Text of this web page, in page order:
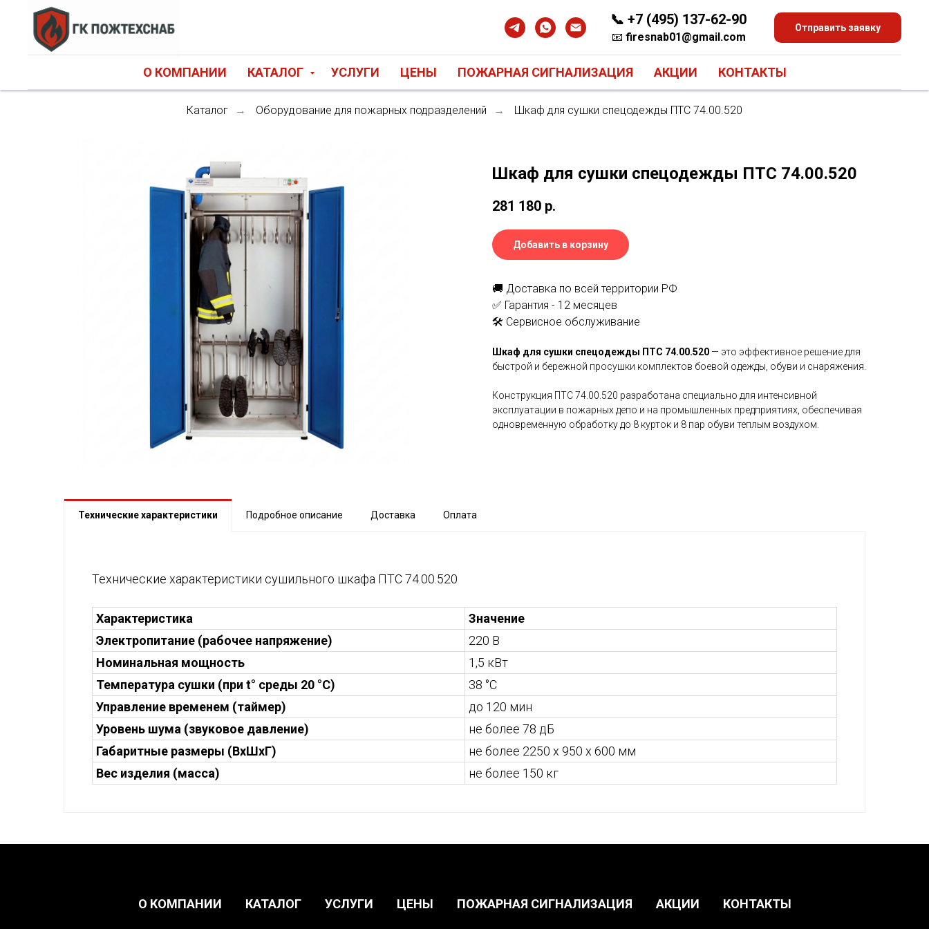
📞 +7 (495) 137-62-90
📧 firesnab01@gmail.com
Отправить заявку
О КОМПАНИИ КАТАЛОГ УСЛУГИ ЦЕНЫ ПОЖАРНАЯ СИГНАЛИЗАЦИЯ АКЦИИ КОНТАКТЫ
Каталог → Оборудование для пожарных подразделений → Шкаф для сушки спецодежды ПТС 74.00.520
Шкаф для сушки спецодежды ПТС 74.00.520
281 180 р.
Добавить в корзину
🚚 Доставка по всей территории РФ
✅ Гарантия - 12 месяцев
🛠️ Сервисное обслуживание
Шкаф для сушки спецодежды ПТС 74.00.520— это эффективное решение для
быстрой и бережной просушки комплектов боевой одежды, обуви и снаряжения.
Конструкция ПТС 74.00.520 разработана специально для интенсивной
эксплуатации в пожарных депо и на промышленных предприятиях, обеспечивая
одновременную обработку до 8 курток и 8 пар обуви теплым воздухом.
Технические характеристики Подробное описание Доставка Оплата
Технические характеристики сушильного шкафа ПТС 74.00.520
Характеристика
Значение
Электропитание (рабочее напряжение)
220 В
Номинальная мощность
1,5 кВт
Температура сушки (при t° среды 20 °C)
38 °С
Управление временем (таймер)
до 120 мин
Уровень шума (звуковое давление)
не более 78 дБ
Габаритные размеры (ВхШхГ)
не более 2250 х 950 х 600 мм
Вес изделия (масса)
не более 150 кг
О КОМПАНИИ КАТАЛОГ УСЛУГИ ЦЕНЫ ПОЖАРНАЯ СИГНАЛИЗАЦИЯ АКЦИИ КОНТАКТЫ